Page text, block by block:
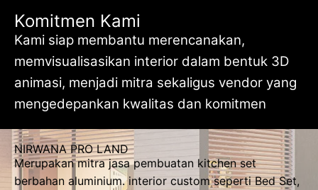
Komitmen Kami
Kami siap membantu merencanakan,
memvisualisasikan interior dalam bentuk 3D
animasi, menjadi mitra sekaligus vendor yang
mengedepankan kwalitas dan komitmen
NIRWANA PRO LAND
Merupakan mitra jasa pembuatan kitchen set
berbahan aluminium. interior custom seperti Bed Set,